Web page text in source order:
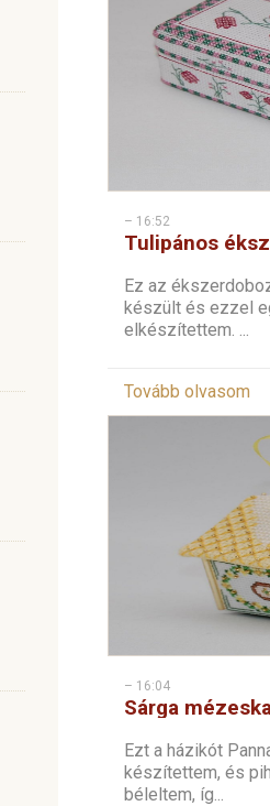
– 16:52
Tulipános
Ez az
készült és ezzel
elkészítettem. ...
Tovább olvasom
– 16:04
Sárga
Ezt a házikót
készítettem, és
béleltem, íg...